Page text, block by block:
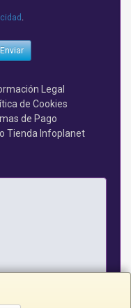
.
Enviar
Legal
de Cookies
de Pago
Tienda Infoplanet